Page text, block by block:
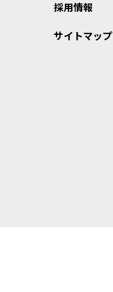
採用情報
サイトマップ